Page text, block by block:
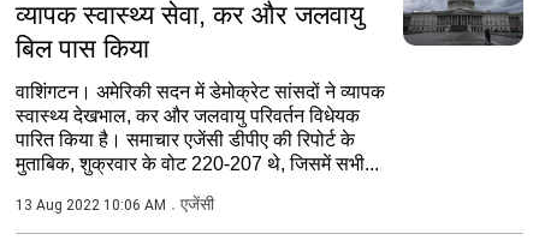
व्यापक स्वास्थ्य सेवा, कर और जलवायु
बिल पास किया
वाशिंगटन। अमेरिकी सदन में डेमोक्रेट सांसदों ने व्यापक
स्वास्थ्य देखभाल, कर और जलवायु परिवर्तन विधेयक
पारित किया है। समाचार एजेंसी डीपीए की रिपोर्ट के
मुताबिक, शुक्रवार के वोट 220-207 थे, जिसमें सभी...
13 Aug 2022 10:06 AM एजेंसी